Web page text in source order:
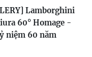
Lamborghini
60° Homage -
niệm 60 năm